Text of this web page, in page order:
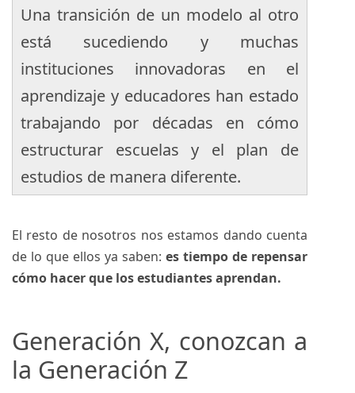
Una transición de un modelo al otro
está sucediendo y muchas
instituciones innovadoras en el
aprendizaje y educadores han estado
trabajando por décadas en cómo
estructurar escuelas y el plan de
estudios de manera diferente.
El resto de nosotros nos estamos dando cuenta
de lo que ellos ya saben: es tiempo de repensar
cómo hacer que los estudiantes aprendan.
Generación X, conozcan a
la Generación Z